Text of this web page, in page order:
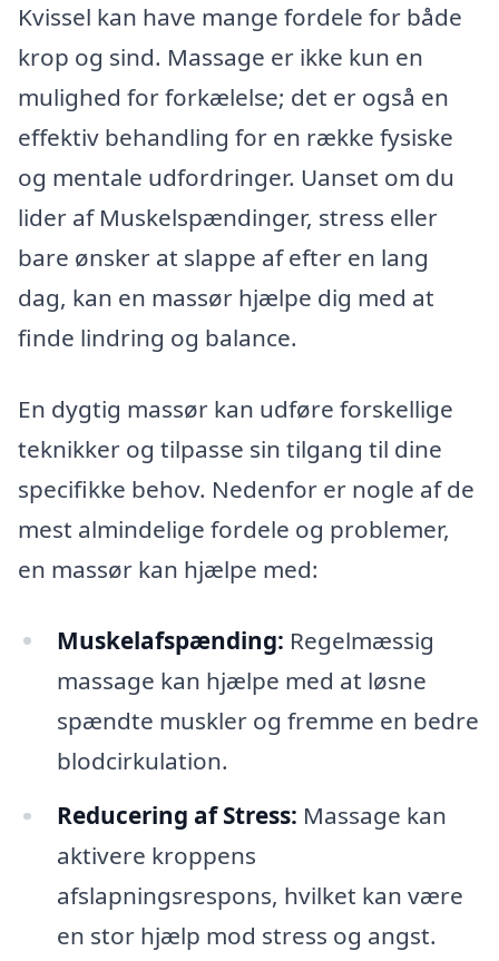
Kvissel kan have mange fordele for både
krop og sind. Massage er ikke kun en
mulighed for forkælelse; det er også en
effektiv behandling for en række fysiske
og mentale udfordringer. Uanset om du
lider af Muskelspændinger, stress eller
bare ønsker at slappe af efter en lang
dag, kan en massør hjælpe dig med at
finde lindring og balance.
En dygtig massør kan udføre forskellige
teknikker og tilpasse sin tilgang til dine
specifikke behov. Nedenfor er nogle af de
mest almindelige fordele og problemer,
en massør kan hjælpe med:
Muskelafspænding: Regelmæssig
massage kan hjælpe med at løsne
spændte muskler og fremme en bedre
blodcirkulation.
Reducering af Stress: Massage kan
aktivere kroppens
afslapningsrespons, hvilket kan være
en stor hjælp mod stress og angst.